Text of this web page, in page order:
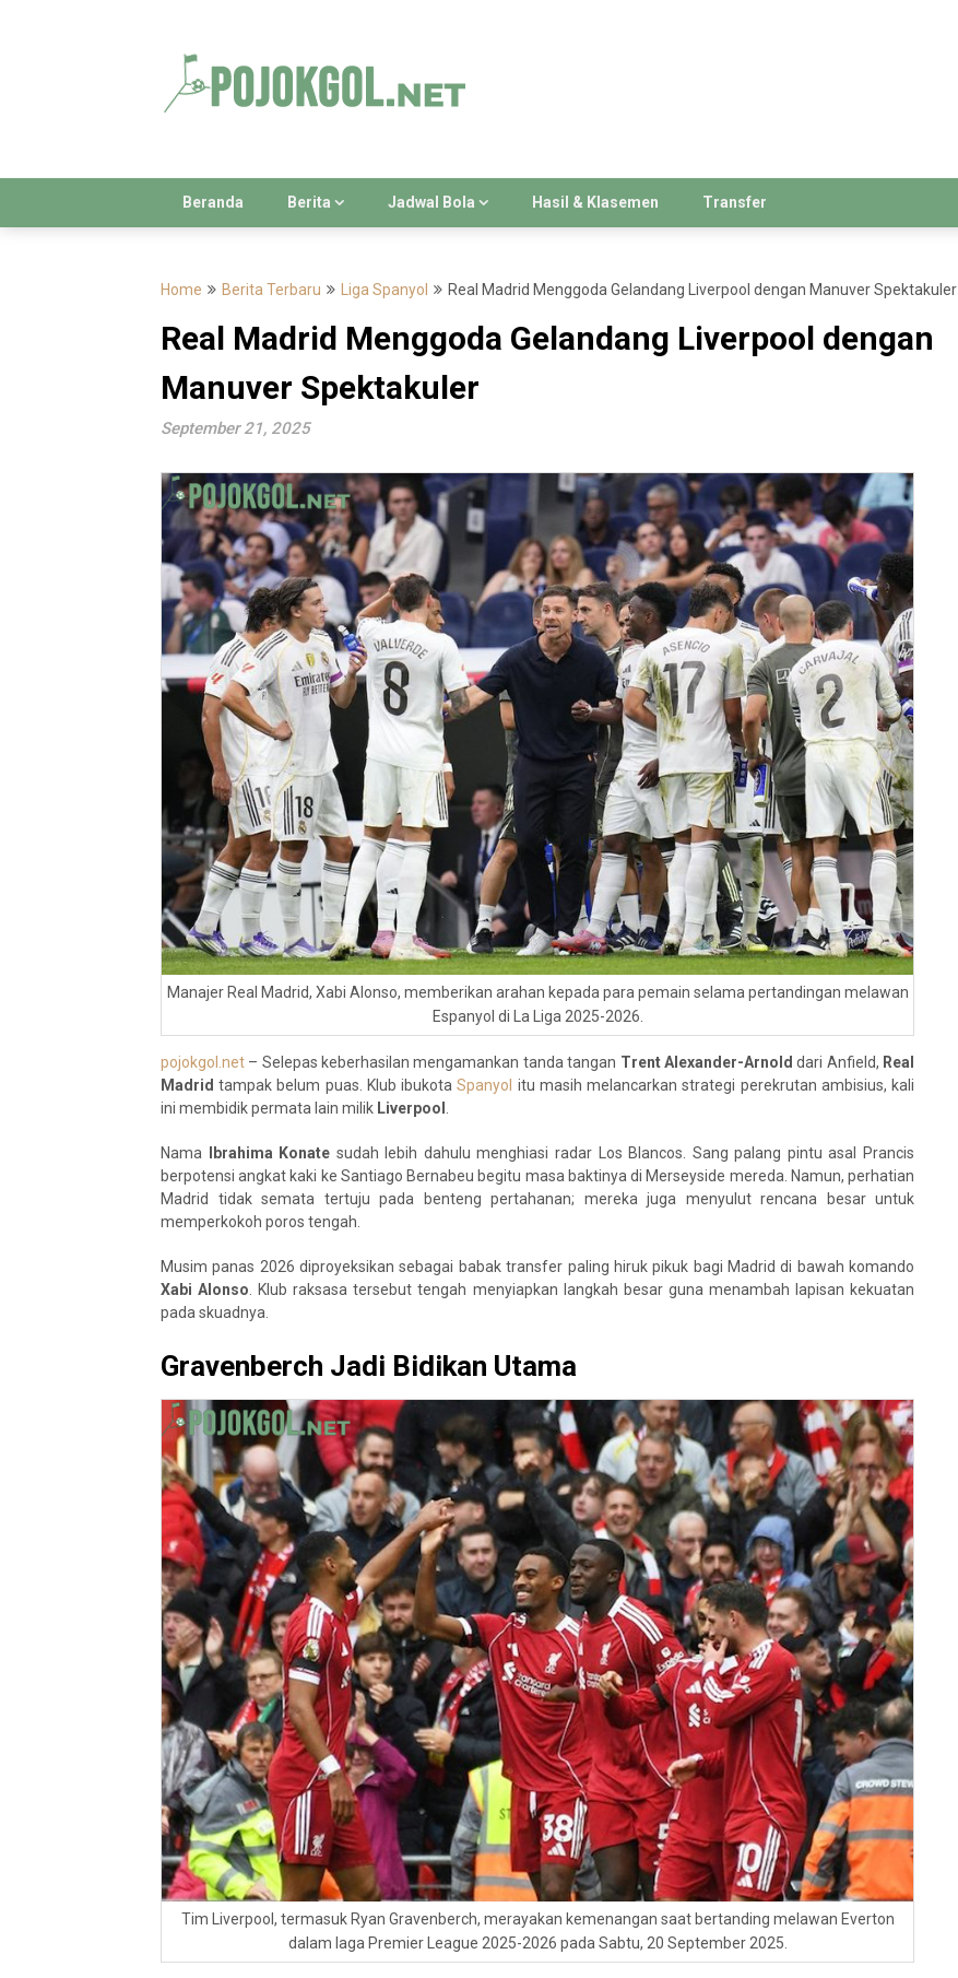
Beranda Berita Jadwal Bola Hasil & Klasemen Transfer
Home Berita Terbaru Liga Spanyol Real Madrid Menggoda Gelandang Liverpool dengan Manuver Spektakuler
Real Madrid Menggoda Gelandang Liverpool dengan
Manuver Spektakuler
September 21, 2025
Manajer Real Madrid, Xabi Alonso, memberikan arahan kepada para pemain selama pertandingan melawan
Espanyol di La Liga 2025-2026.
pojokgol.net – Selepas keberhasilan mengamankan tanda tangan Trent Alexander-Arnold dari Anfield, Real
Madrid tampak belum puas. Klub ibukotaSpanyol itu masih melancarkan strategi perekrutan ambisius, kali
ini membidik permata lain milik Liverpool
Nama Ibrahima Konate sudah lebih dahulu menghiasi radar Los Blancos. Sang palang pintu asal Prancis
berpotensi angkat kaki ke Santiago Bernabeu begitu masa baktinya di Merseyside mereda. Namun, perhatian
Madrid tidak semata tertuju pada benteng pertahanan; mereka juga menyulut rencana besar untuk
memperkokoh poros tengah.
Musim panas 2026 diproyeksikan sebagai babak transfer paling hiruk pikuk bagi Madrid di bawah komando
Xabi Alonso . Klub raksasa tersebut tengah menyiapkan langkah besar guna menambah lapisan kekuatan
pada skuadnya.
Gravenberch Jadi Bidikan Utama
Tim Liverpool, termasuk Ryan Gravenberch, merayakan kemenangan saat bertanding melawan Everton
dalam laga Premier League 2025-2026 pada Sabtu, 20 September 2025.